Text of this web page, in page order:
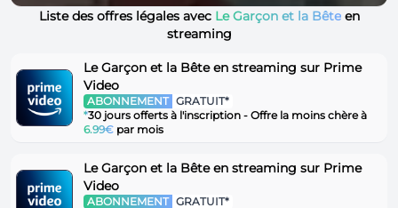
Liste des offres légales avec Le Garçon et la Bêteen
streaming
Le Garçon et la Bête en streaming sur Prime
Video
ABONNEMENT GRATUIT*
*30 jours offerts à l'inscription - Offre la moins chère à
6.99€ par mois
Le Garçon et la Bête en streaming sur Prime
Video
ABONNEMENT GRATUIT*